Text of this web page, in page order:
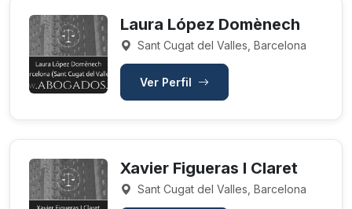
Laura López Domènech
Sant Cugat del Valles, Barcelona
Ver Perfil
Xavier Figueras I Claret
Sant Cugat del Valles, Barcelona